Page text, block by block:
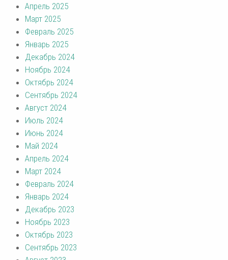
Апрель 2025
Март 2025
Февраль 2025
Январь 2025
Декабрь 2024
Ноябрь 2024
Октябрь 2024
Сентябрь 2024
Август 2024
Июль 2024
Июнь 2024
Май 2024
Апрель 2024
Март 2024
Февраль 2024
Январь 2024
Декабрь 2023
Ноябрь 2023
Октябрь 2023
Сентябрь 2023